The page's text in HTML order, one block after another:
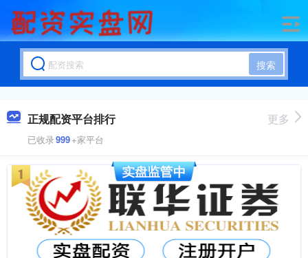
搜索
正规配资平台排行
已收录999+家平台
更多